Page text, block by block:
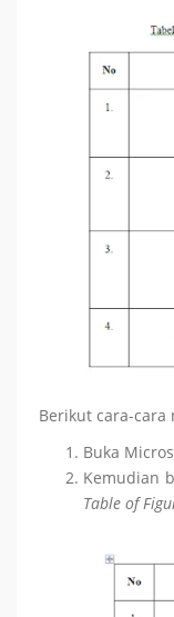
Berikut cara-cara
Buka
Kemudian
Table of